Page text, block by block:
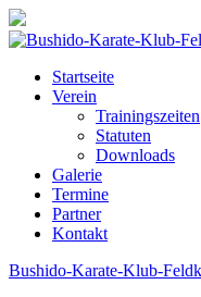
Startseite
Verein
Trainingszeiten
Statuten
Downloads
Galerie
Termine
Partner
Kontakt
Bushido-Karate-Klub-